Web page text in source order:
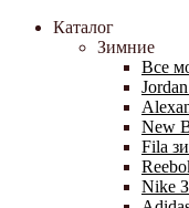
Каталог
Зимние
Все
New
Fila
Nike